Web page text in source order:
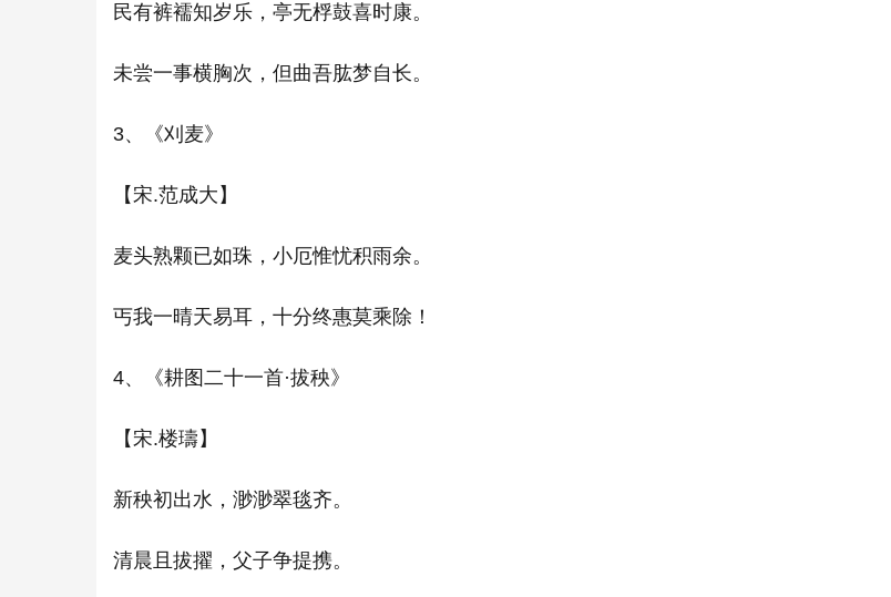
民有裤襦知岁乐，亭无桴鼓喜时康。
未尝一事横胸次，但曲吾肱梦自长。
3、《刈麦》
【宋.范成大】
麦头熟颗已如珠，小厄惟忧积雨余。
丐我一晴天易耳，十分终惠莫乘除！
4、《耕图二十一首·拔秧》
【宋.楼璹】
新秧初出水，渺渺翠毯齐。
清晨且拔擢，父子争提携。